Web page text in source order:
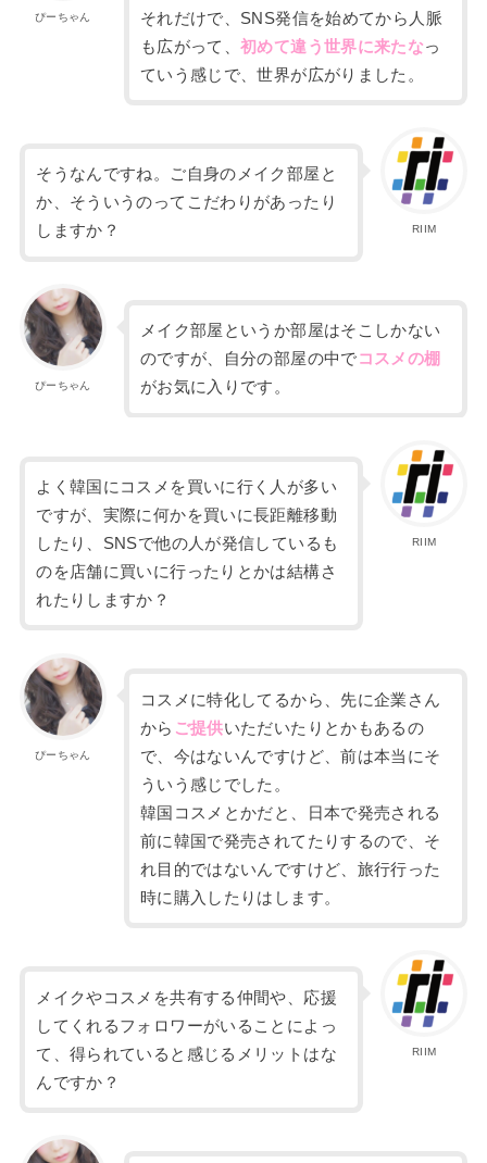
ぴーちゃん
それだけで、SNS発信を始めてから人脈
も広がって、初めて違う世界に来たなっ
ていう感じで、世界が広がりました。
RIIM
そうなんですね。ご自身のメイク部屋と
か、そういうのってこだわりがあったり
しますか？
ぴーちゃん
メイク部屋というか部屋はそこしかない
のですが、
自分の部屋の中でコスメの棚
がお気に入りです。
RIIM
よく韓国にコスメを買いに行く人が多い
ですが、 実際に何かを買いに長距離移動
したり、SNSで他の人が発信しているも
のを店舗に買いに行ったりとかは結構さ
れたりしますか？
ぴーちゃん
コスメに特化してるから、 先に企業さん
から ご提供いただいたりとかもあるの
で、今はないんですけど、前は本当にそ
ういう感じでした。
韓国コスメとかだと、日本で発売される
前に韓国で発売されてたりするので、 そ
れ目的ではないんですけど、旅行行った
時に購入したりはします。
RIIM
メイクやコスメを共有する仲間や、応援
してくれるフォロワーがいることによっ
て、得られていると感じるメリットはな
んですか？